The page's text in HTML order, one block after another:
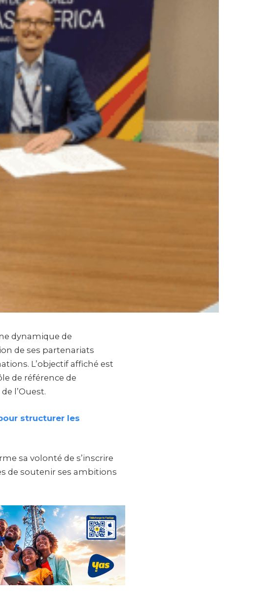
dynamique de
de ses partenariats
L’objectif affiché est
de référence de
l’Ouest.
structurer les
sa volonté de s’inscrire
de soutenir ses ambitions